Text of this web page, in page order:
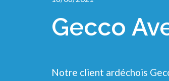
Gecco
Notre client ardéchois